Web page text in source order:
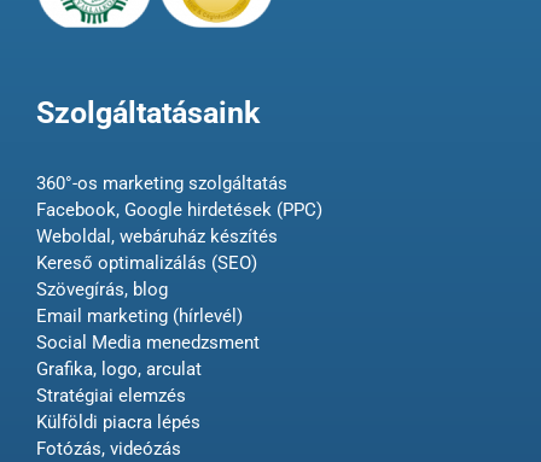
Szolgáltatásaink
360°-os marketing szolgáltatás
Facebook, Google hirdetések (PPC)
Weboldal, webáruház készítés
Kereső optimalizálás (SEO)
Szövegírás, blog
Email marketing (hírlevél)
Social Media menedzsment
Grafika, logo, arculat
Stratégiai elemzés
Külföldi piacra lépés
Fotózás, videózás